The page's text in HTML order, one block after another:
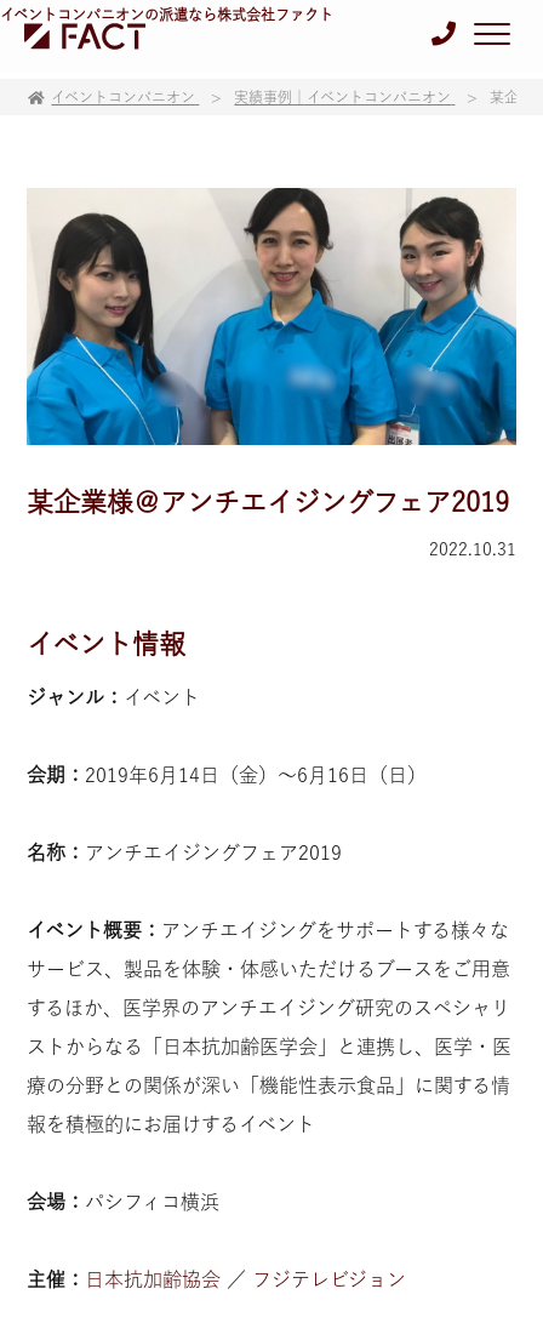
イベントコンパニオンの派遣なら株式会社ファクト
イベントコンパニオン 実績事例｜イベントコンパニオン 某企業
某企業様＠アンチエイジングフェア2019
2022.10.31
イベント情報
ジャンル： イベント
会期： 2019年6月14日（金）〜6月16日（日）
名称： アンチエイジングフェア2019
イベント概要： アンチエイジングをサポートする様々な
サービス、製品を体験・体感いただけるブースをご用意
するほか、医学界のアンチエイジング研究のスペシャリ
ストからなる「日本抗加齢医学会」と連携し、医学・医
療の分野との関係が深い「機能性表示食品」に関する情
報を積極的にお届けするイベント
会場： パシフィコ横浜
主催： 日本抗加齢協会 ／ フジテレビジョン